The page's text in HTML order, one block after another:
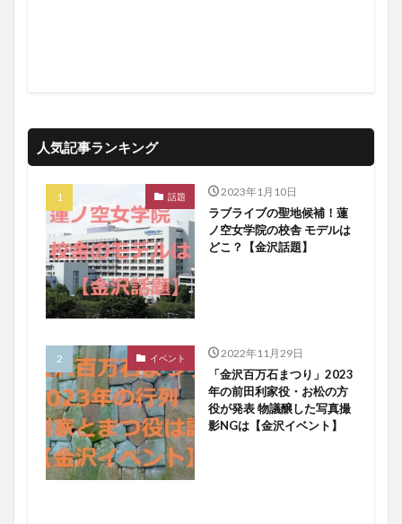
人気記事ランキング
話題 2023年1月10日
ラブライブの聖地候補！蓮
ノ空女学院の校舎 モデルは
どこ？【金沢話題】
イベント 2022年11月29日
「金沢百万石まつり」2023
年の前田利家役・お松の方
役が発表 物議醸した写真撮
影NGは【金沢イベント】